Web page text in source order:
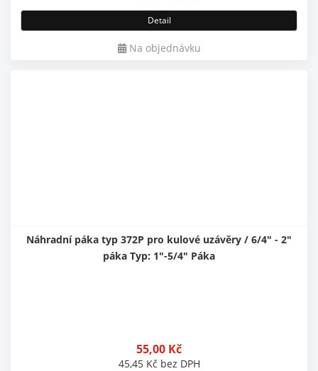
Detail
Na objednávku
Náhradní páka typ 372P pro kulové uzávěry / 6/4" - 2"
páka Typ: 1"-5/4" Páka
55,00 Kč
45,45 Kč bez DPH